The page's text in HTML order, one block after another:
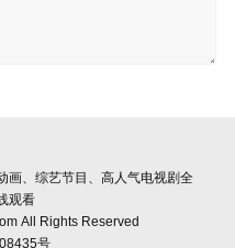
画、综艺节目、高人气电视剧全
观看
All Rights Reserved
号